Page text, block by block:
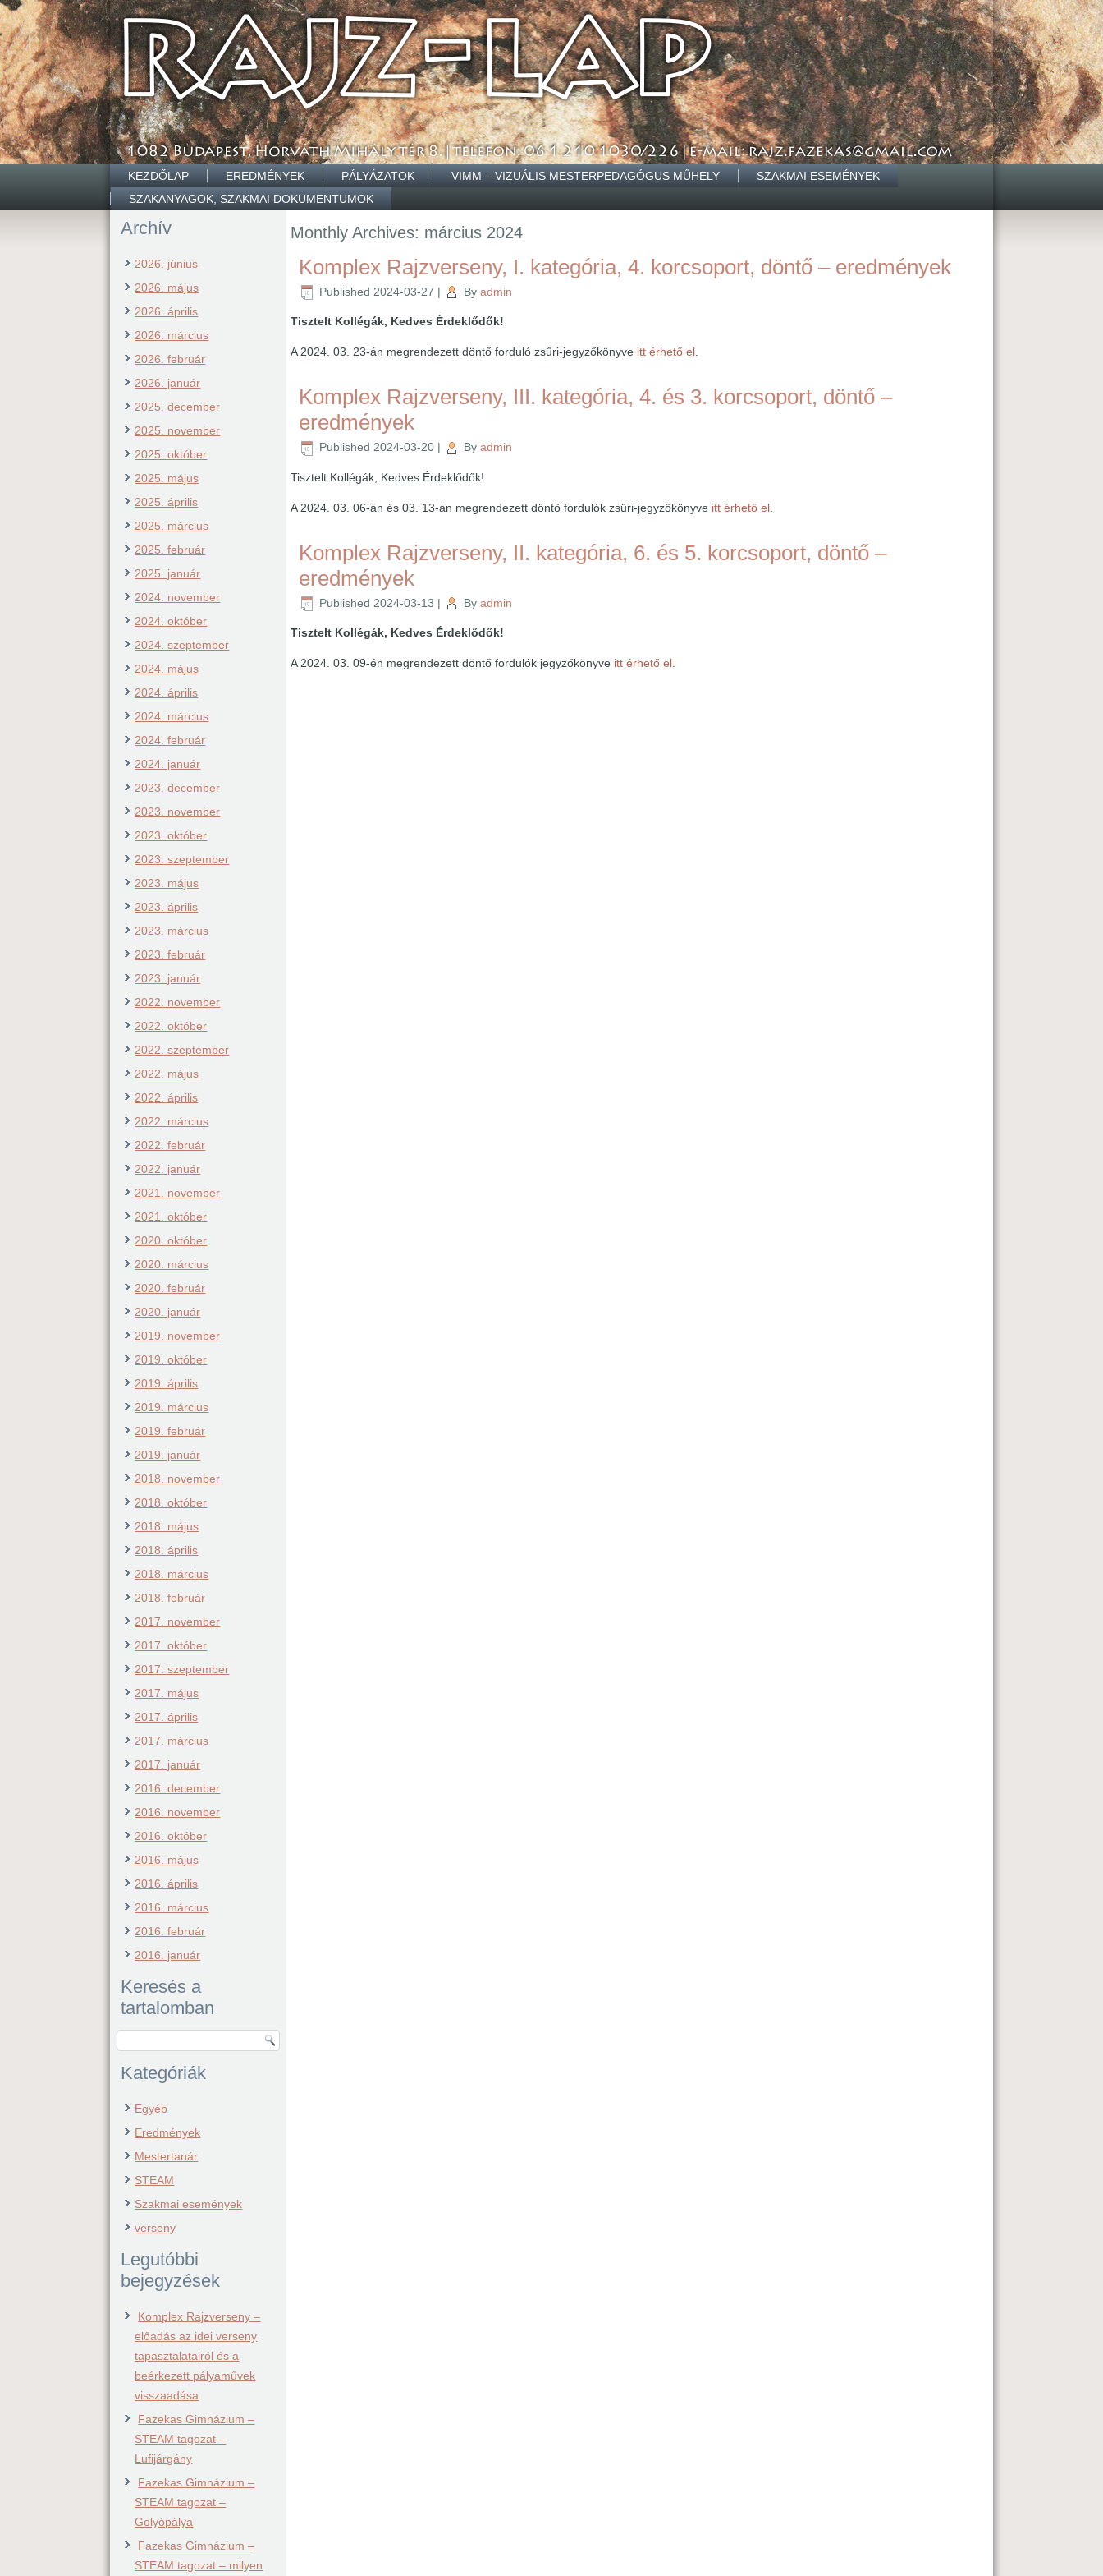
KEZDŐLAP EREDMÉNYEK PÁLYÁZATOK VIMM – VIZUÁLIS MESTERPEDAGÓGUS MŰHELY
SZAKMAI ESEMÉNYEK
SZAKANYAGOK, SZAKMAI DOKUMENTUMOK
Archív
2026. június
2026. május
2026. április
2026. március
2026. február
2026. január
2025. december
2025. november
2025. október
2025. május
2025. április
2025. március
2025. február
2025. január
2024. november
2024. október
2024. szeptember
2024. május
2024. április
2024. március
2024. február
2024. január
2023. december
2023. november
2023. október
2023. szeptember
2023. május
2023. április
2023. március
2023. február
2023. január
2022. november
2022. október
2022. szeptember
2022. május
2022. április
2022. március
2022. február
2022. január
2021. november
2021. október
2020. október
2020. március
2020. február
2020. január
2019. november
2019. október
2019. április
2019. március
2019. február
2019. január
2018. november
2018. október
2018. május
2018. április
2018. március
2018. február
2017. november
2017. október
2017. szeptember
2017. május
2017. április
2017. március
2017. január
2016. december
2016. november
2016. október
2016. május
2016. április
2016. március
2016. február
2016. január
Keresés a
tartalomban
Kategóriák
Egyéb
Eredmények
Mestertanár
STEAM
Szakmai események
verseny
Legutóbbi
bejegyzések
Komplex Rajzverseny –
előadás az idei verseny
tapasztalatairól és a
beérkezett pályaművek
visszaadása
Fazekas Gimnázium –
STEAM tagozat –
Lufijárgány
Fazekas Gimnázium –
STEAM tagozat –
Golyópálya
Fazekas Gimnázium –
STEAM tagozat – milyen
Monthly Archives: március 2024
Komplex Rajzverseny, I. kategória, 4. korcsoport, döntő – eredmények
Published 2024-03-27 | By admin
Tisztelt Kollégák, Kedves Érdeklődők!
A 2024. 03. 23-án megrendezett döntő forduló zsűri-jegyzőkönyve itt érhető el.
Komplex Rajzverseny, III. kategória, 4. és 3. korcsoport, döntő –
eredmények
Published 2024-03-20 | By admin
Tisztelt Kollégák, Kedves Érdeklődők!
A 2024. 03. 06-án és 03. 13-án megrendezett döntő fordulók zsűri-jegyzőkönyve itt érhető el
Komplex Rajzverseny, II. kategória, 6. és 5. korcsoport, döntő –
eredmények
Published 2024-03-13 | By admin
Tisztelt Kollégák, Kedves Érdeklődők!
A 2024. 03. 09-én megrendezett döntő fordulók jegyzőkönyve itt érhető el